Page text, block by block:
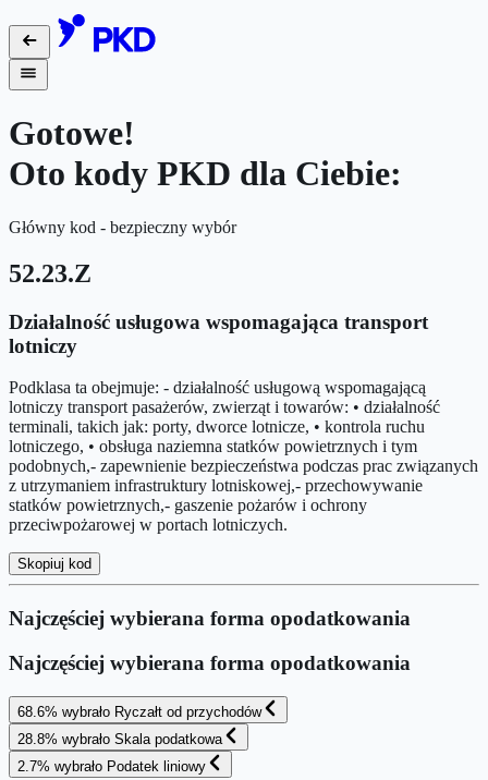
Gotowe!
Oto kody PKD dla Ciebie:
Główny kod - bezpieczny wybór
52.23.Z
Działalność usługowa wspomagająca transport
lotniczy
Podklasa ta obejmuje: - działalność usługową wspomagającą
lotniczy transport pasażerów, zwierząt i towarów: • działalność
terminali, takich jak: porty, dworce lotnicze, • kontrola ruchu
lotniczego, • obsługa naziemna statków powietrznych i tym
podobnych,- zapewnienie bezpieczeństwa podczas prac związanych
z utrzymaniem infrastruktury lotniskowej,- przechowywanie
statków powietrznych,- gaszenie pożarów i ochrony
przeciwpożarowej w portach lotniczych.
Skopiuj kod
Najczęściej wybierana forma opodatkowania
Najczęściej wybierana forma opodatkowania
68.6% wybrało Ryczałt od przychodów
28.8% wybrało Skala podatkowa
2.7% wybrało Podatek liniowy